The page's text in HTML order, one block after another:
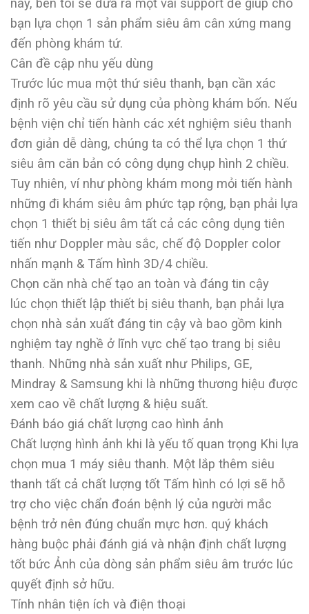
này, bên tôi sẽ đưa ra một vài support để giúp cho
bạn lựa chọn 1 sản phẩm siêu âm cân xứng mang
đến phòng khám tứ.
Cân đề cập nhu yếu dùng
Trước lúc mua một thứ siêu thanh, bạn cần xác
định rõ yêu cầu sử dụng của phòng khám bốn. Nếu
bệnh viện chỉ tiến hành các xét nghiệm siêu thanh
đơn giản dễ dàng, chúng ta có thể lựa chọn 1 thứ
siêu âm căn bản có công dụng chụp hình 2 chiều.
Tuy nhiên, ví như phòng khám mong mỏi tiến hành
những đi khám siêu âm phức tạp rộng, bạn phải lựa
chọn 1 thiết bị siêu âm tất cả các công dụng tiên
tiến như Doppler màu sắc, chế độ Doppler color
nhấn mạnh & Tấm hình 3D/4 chiều.
Chọn căn nhà chế tạo an toàn và đáng tin cậy
lúc chọn thiết lập thiết bị siêu thanh, bạn phải lựa
chọn nhà sản xuất đáng tin cậy và bao gồm kinh
nghiệm tay nghề ở lĩnh vực chế tạo trang bị siêu
thanh. Những nhà sản xuất như Philips, GE,
Mindray & Samsung khi là những thương hiệu được
xem cao về chất lượng & hiệu suất.
Đánh báo giá chất lượng cao hình ảnh
Chất lượng hình ảnh khi là yếu tố quan trọng Khi lựa
chọn mua 1 máy siêu thanh. Một lắp thêm siêu
thanh tất cả chất lượng tốt Tấm hình có lợi sẽ hỗ
trợ cho việc chẩn đoán bệnh lý của người mắc
bệnh trở nên đúng chuẩn mực hơn. quý khách
hàng buộc phải đánh giá và nhận định chất lượng
tốt bức Ảnh của dòng sản phẩm siêu âm trước lúc
quyết định sở hữu.
Tính nhân tiện ích và điện thoại